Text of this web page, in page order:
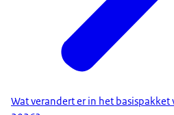
Wat verandert er in het basispakket